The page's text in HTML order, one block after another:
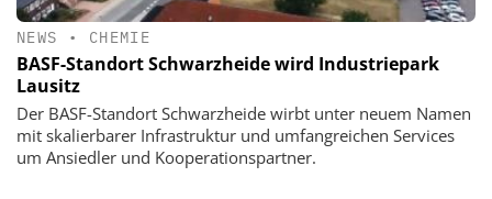
NEWS • CHEMIE
BASF-Standort Schwarzheide wird Industriepark
Lausitz
Der BASF-Standort Schwarzheide wirbt unter neuem Namen
mit skalierbarer Infrastruktur und umfangreichen Services
um Ansiedler und Kooperationspartner.